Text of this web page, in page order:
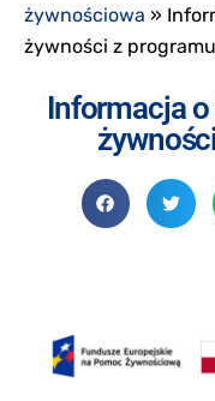
żywnościowa »
żywności z
Informacja